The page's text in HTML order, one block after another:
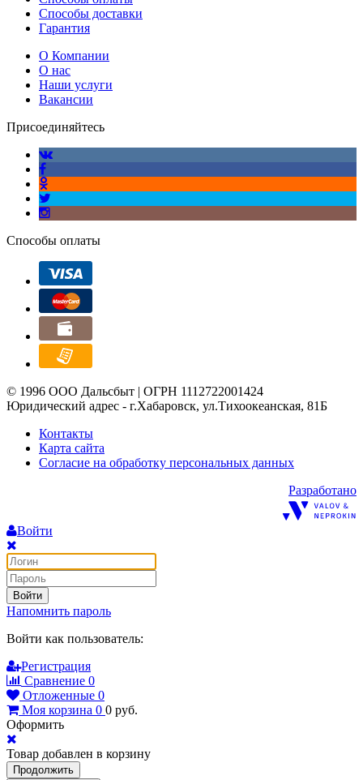
Способы доставки
Гарантия
О Компании
О нас
Наши услуги
Вакансии
Присоединяйтесь
Способы оплаты
© 1996 ООО Дальсбыт | ОГРН 1112722001424
Юридический адрес - г.Хабаровск, ул.Тихоокеанская, 81Б
Контакты
Карта сайта
Согласие на обработку персональных данных
Разработано
Войти
Войти
Напомнить пароль
Войти как пользователь:
Регистрация
Сравнение 0
Отложенные 0
Моя корзина 0 0 руб.
Оформить
Товар добавлен в корзину
Продолжить